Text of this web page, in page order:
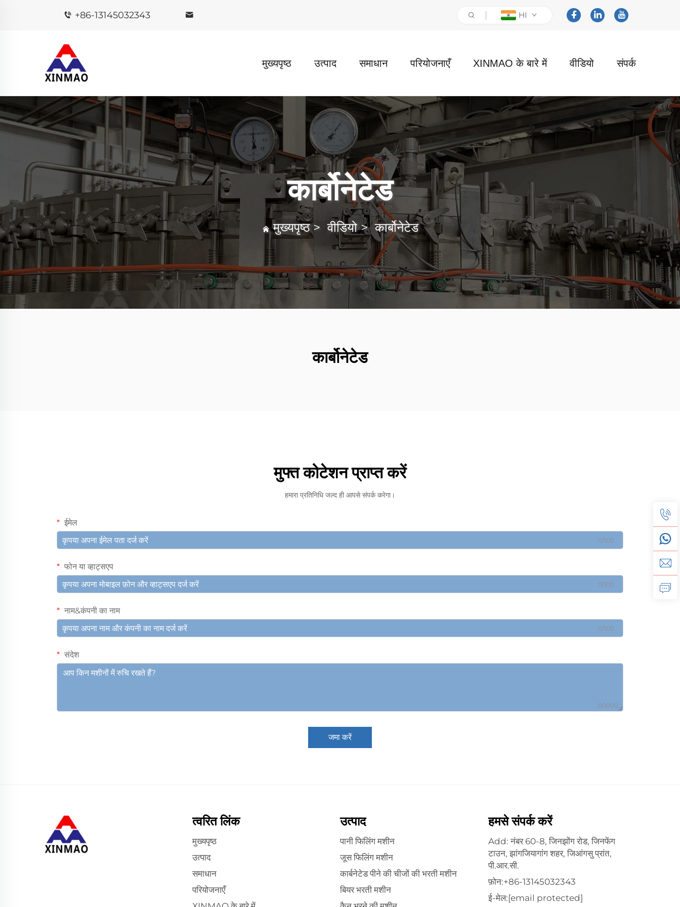
+86-13145032343 HI
मुख्यपृष्ठ उत्पाद समाधान परियोजनाएँ XINMAO के बारे में वीडियो संपर्क
कार्बोनेटेड
मुख्यपृष्ठ>वीडियो>कार्बोनेटेड
कार्बोनेटेड
मुफ्त कोटेशन प्राप्त करें
हमारा प्रतिनिधि जल्द ही आपसे संपर्क करेगा।
ईमेल
0/100
फोन या व्हाट्सएप
0/100
नाम&कंपनी का नाम
0/100
संदेश
0/1000
जमा करें
त्वरित लिंक
मुख्यपृष्ठ
उत्पाद
समाधान
परियोजनाएँ
उत्पाद
पानी फिलिंग मशीन
जूस फिलिंग मशीन
कार्बनेटेड पीने की चीजों की भरती मशीन
बियर भरती मशीन
हमसे संपर्क करें
Add: नंबर 60-8, जिनझोंग रोड, जिनफेंग
टाउन, झांगजियागांग शहर, जिआंगसु प्रांत,
पी.आर.सी.
फ़ोन:+86-13145032343
ई-मेल:[email protected]